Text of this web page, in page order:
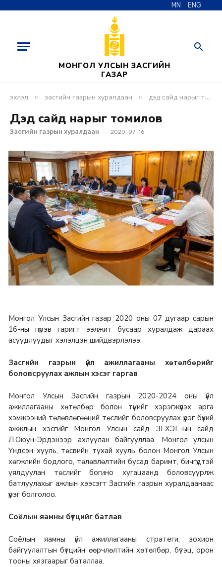
MN ENG
МОНГОЛ УЛСЫН ЗАСГИЙН
ГАЗАР
эхлэл » засгийн газрын хуралдаан » дэд сайд нарыг томилов
Дэд сайд нарыг томилов
Засгийн газрын хуралдаан 2020-07-16
Монгол Улсын Засгийн газар 2020 оны 07 дугаар сарын
16-ны пүрэв гаригт ээлжит бусаар хуралдаж дараах
асуудлуудыг хэлэлцэн шийдвэрлэлээ.
Засгийн газрын үйл ажиллагааны хөтөлбөрийг
боловсруулах ажлын хэсэг гаргав
Монгол Улсын Засгийн газрын 2020-2024 оны үйл
ажиллагааны хөтөлбөр болон түүнийг хэрэгжүүлэх арга
хэмжээний төлөвлөгөөний төслийг боловсруулах үүрэг бүхий
ажжлын хэсгийг Монгол Улсын сайд ЗГХЭГ-ын сайд
Л.Оюун-Эрдэнээр ахлуулан байгууллаа. Монгол улсын
Үндсэн хууль, төсвийн тухай хууль болон Монгол Улсын
хөгжлийн бодлого, төлөвлөлтийн бусад баримт, бичгүүдтэй
уялдуулан төслийг богино хугацаанд боловсуурлж
батлуулахыг ажлын хээсэгт Засгийн газрын хуралдаанаас
үүрэг болголоо.
Соёлын яамны бүтцийг батлав
Соёлын яамны үйл ажиллагааны стратеги, зохион
байгуулалтын бүтцийн өөрчлөлтийн хөтөлбөр, бүтэц, орон
тооны хязгаарыг баталлаа.